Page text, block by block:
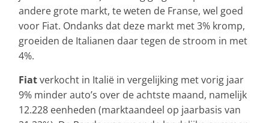
andere grote markt, te weten de Franse, wel goed
voor Fiat. Ondanks dat deze markt met 3% kromp,
groeiden de Italianen daar tegen de stroom in met
4%.
Fiatverkocht in Italië in vergelijking met vorig jaar
9% minder auto’s over de achtste maand, namelijk
12.228 eenheden (marktaandeel op jaarbasis van